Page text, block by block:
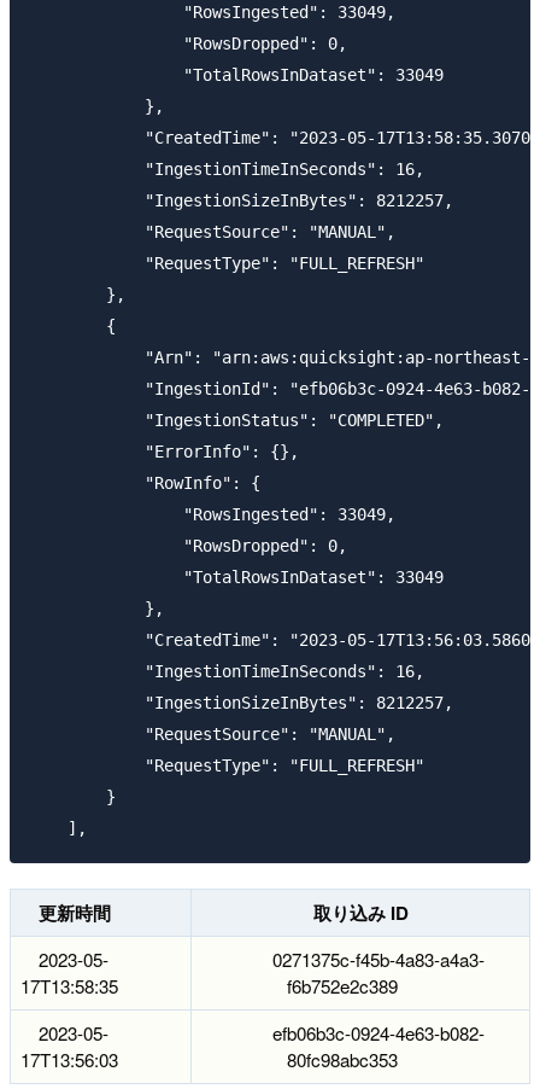
                "RowsIngested": 33049,
                "RowsDropped": 0,
                "TotalRowsInDataset": 33049
            },
"CreatedTime": "2023-05-
            "IngestionTimeInSeconds": 16,
            "IngestionSizeInBytes": 8212257,
            "RequestSource": "MANUAL",
            "RequestType": "FULL_REFRESH"
        },
        {
"Arn": "arn:aws:quicksight:ap-
"IngestionId": "efb06b3c-0924-4e63-b082-
            "IngestionStatus": "COMPLETED",
            "ErrorInfo": {},
            "RowInfo": {
                "RowsIngested": 33049,
                "RowsDropped": 0,
                "TotalRowsInDataset": 33049
            },
"CreatedTime": "2023-05-
            "IngestionTimeInSeconds": 16,
            "IngestionSizeInBytes": 8212257,
            "RequestSource": "MANUAL",
            "RequestType": "FULL_REFRESH"
        }
更新時間 取り込み ID
2023-05-
17T13:58:35
0271375c-f45b-4a83-a4a3-
f6b752e2c389
2023-05-
17T13:56:03
efb06b3c-0924-4e63-b082-
80fc98abc353